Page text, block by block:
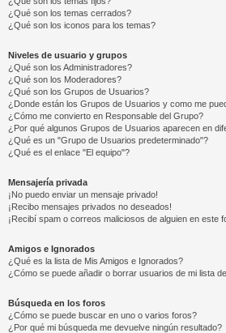
¿Qué son los temas cerrados?
¿Qué son los iconos para los temas?
Niveles de usuario y grupos
¿Qué son los Administradores?
¿Qué son los Moderadores?
¿Qué son los Grupos de Usuarios?
¿Donde están los Grupos de Usuarios y como me
¿Cómo me convierto en Responsable del Grupo?
¿Por qué algunos Grupos de Usuarios aparecen en
¿Qué es un "Grupo de Usuarios predeterminado"?
¿Qué es el enlace "El equipo"?
Mensajería privada
¡No puedo enviar un mensaje privado!
¡Recibo mensajes privados no deseados!
¡Recibí spam o correos maliciosos de alguien en este
Amigos e Ignorados
¿Qué es la lista de Mis Amigos e Ignorados?
¿Cómo se puede añadir o borrar usuarios de mi lista
Búsqueda en los foros
¿Cómo se puede buscar en uno o varios foros?
¿Por qué mi búsqueda me devuelve ningún resultado?